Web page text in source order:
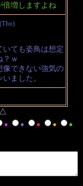
倍増しますよね
いても姿鳥は想定
？ｗ
像できない強気の
ました。
● ● ● ●
●